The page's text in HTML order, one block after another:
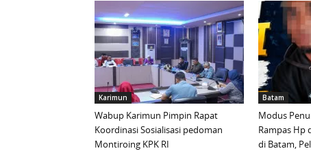
Karimun
Wabup Karimun Pimpin Rapat
Koordinasi Sosialisasi pedoman
Montiroing KPK RI
Batam
Modus
Rampas Hp
di Batam,